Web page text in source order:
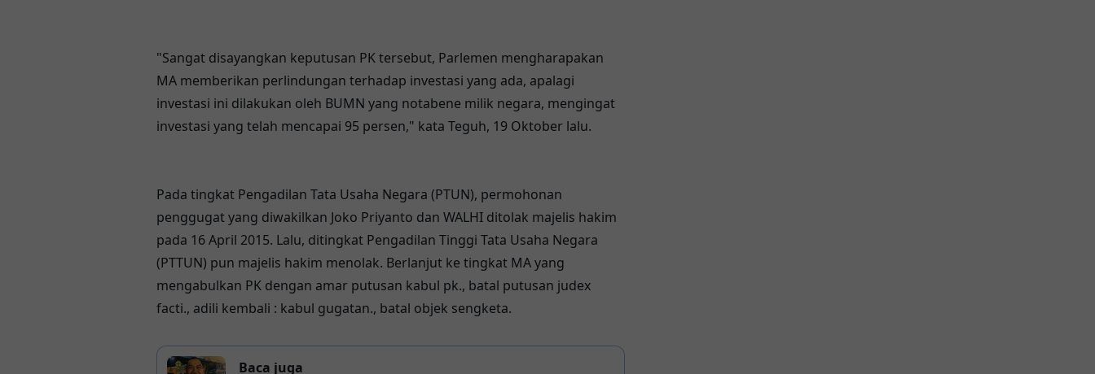
"Sangat disayangkan keputusan PK tersebut, Parlemen mengharapakan
MA memberikan perlindungan terhadap investasi yang ada, apalagi
investasi ini dilakukan oleh BUMN yang notabene milik negara, mengingat
investasi yang telah mencapai 95 persen," kata Teguh, 19 Oktober lalu.
Pada tingkat Pengadilan Tata Usaha Negara (PTUN), permohonan
penggugat yang diwakilkan Joko Priyanto dan WALHI ditolak majelis hakim
pada 16 April 2015. Lalu, ditingkat Pengadilan Tinggi Tata Usaha Negara
(PTTUN) pun majelis hakim menolak. Berlanjut ke tingkat MA yang
mengabulkan PK dengan amar putusan kabul pk., batal putusan judex
facti., adili kembali : kabul gugatan., batal objek sengketa.
Baca juga